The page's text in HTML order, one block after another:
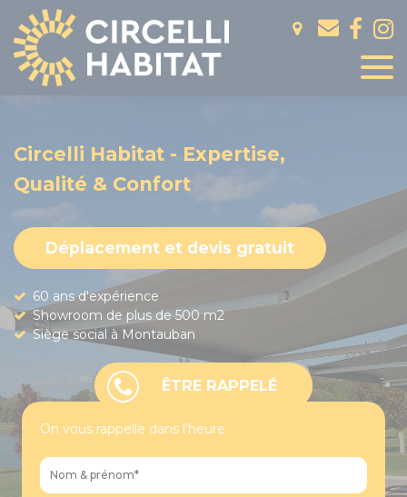
Circelli Habitat - Expertise,
Qualité & Confort
Déplacement et devis gratuit
60 ans d'expérience
Showroom de plus de 500 m2
Siège social à Montauban
ÊTRE RAPPELÉ
On vous rappelle dans l'heure
Panneau de gestion des cookies